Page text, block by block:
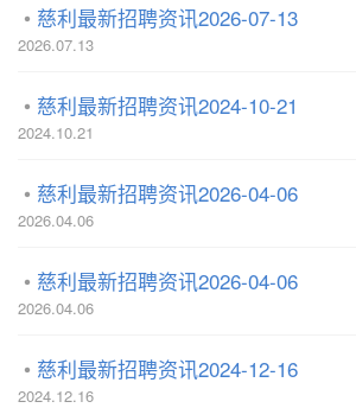
慈利最新招聘资讯2026-07-13
2026.07.13
慈利最新招聘资讯2024-10-21
2024.10.21
慈利最新招聘资讯2026-04-06
2026.04.06
慈利最新招聘资讯2026-04-06
2026.04.06
慈利最新招聘资讯2024-12-16
2024.12.16